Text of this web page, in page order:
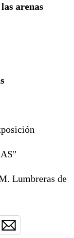
arenas
Lumbreras de